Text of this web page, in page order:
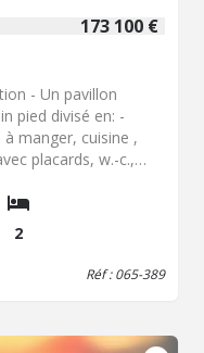
173 100 €
- Un pavillon
pied divisé en: -
manger, cuisine ,
placards, w.-c.,
climat : C -
d'énergie pour
2026) - Prix Hon.
Hon. Négo TTC
2
Réf : 065-389